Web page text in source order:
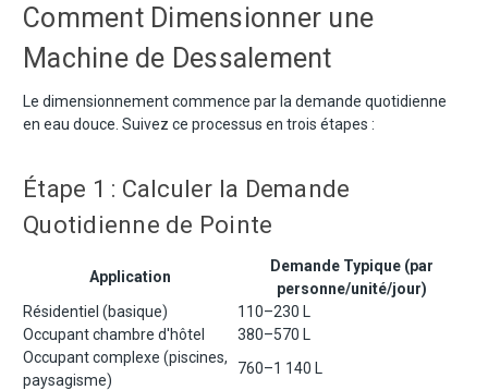
Comment Dimensionner une
Machine de Dessalement
Le dimensionnement commence par la demande quotidienne
en eau douce. Suivez ce processus en trois étapes :
Étape 1 : Calculer la Demande
Quotidienne de Pointe
Application
Demande Typique (par
personne/unité/jour)
Résidentiel (basique)
110–230 L
Occupant chambre d'hôtel
380–570 L
Occupant complexe (piscines,
paysagisme)
760–1 140 L